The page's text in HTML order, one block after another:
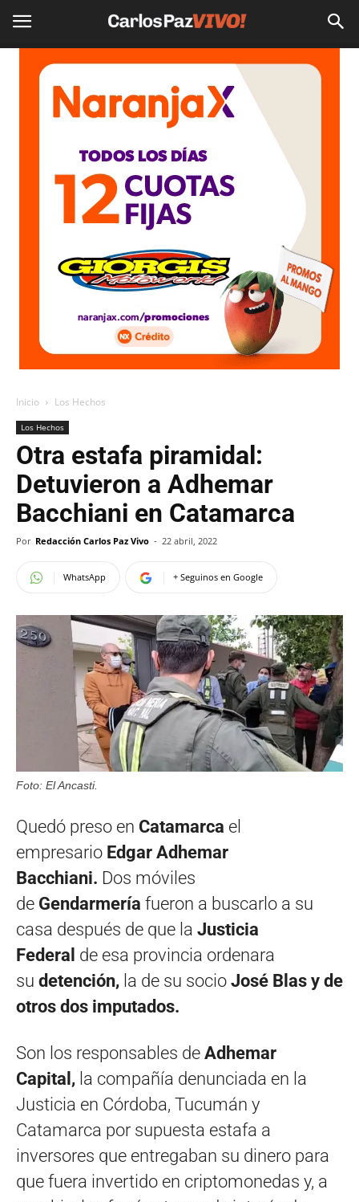
Inicio Los Hechos
Los Hechos
Otra estafa piramidal:
Detuvieron a Adhemar
Bacchiani en Catamarca
Por Redacción Carlos Paz Vivo - 22 abril, 2022
WhatsApp + Seguinos en Google
Foto: El Ancasti.
Quedó preso en Catamarca el
empresario Edgar Adhemar
Bacchiani. Dos móviles
de Gendarmería fueron a buscarlo a su
casa después de que la Justicia
Federal de esa provincia ordenara
su detención, la de su socio José Blas y de
otros dos imputados.
Son los responsables de Adhemar
Capital, la compañía denunciada en la
Justicia en Córdoba, Tucumán y
Catamarca por supuesta estafa a
inversores que entregaban su dinero para
que fuera invertido en criptomonedas y, a